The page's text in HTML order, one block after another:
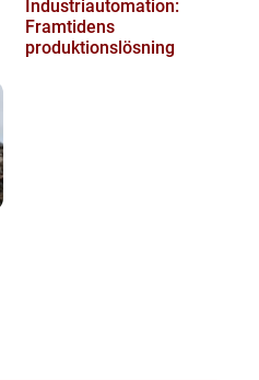
Industriautomation:
Framtidens
produktionslösning